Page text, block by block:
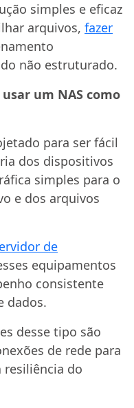
simples e eficaz
arquivos, fazer
não estruturado.
um NAS como
para ser fácil
dos dispositivos
simples para o
e dos arquivos
de
equipamentos
consistente
dados.
desse tipo são
de rede para
resiliência do